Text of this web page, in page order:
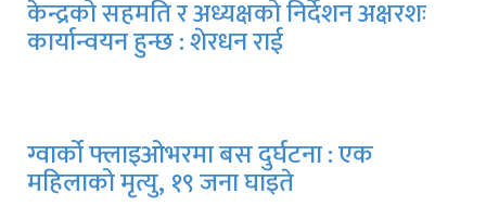
केन्द्रको सहमति र अध्यक्षको निर्देशन अक्षरशः
कार्यान्वयन हुन्छ : शेरधन राई
ग्वार्को फ्लाइओभरमा बस दुर्घटना : एक
महिलाको मृत्यु, १९ जना घाइते